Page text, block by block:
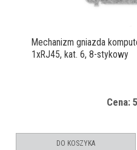
Mechanizm gniazda
1xRJ45, kat. 6, 8-stykowy
Cena:
DO KOSZYKA